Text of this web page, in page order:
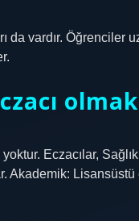
da vardır.
Eczacılar,
Akademik: